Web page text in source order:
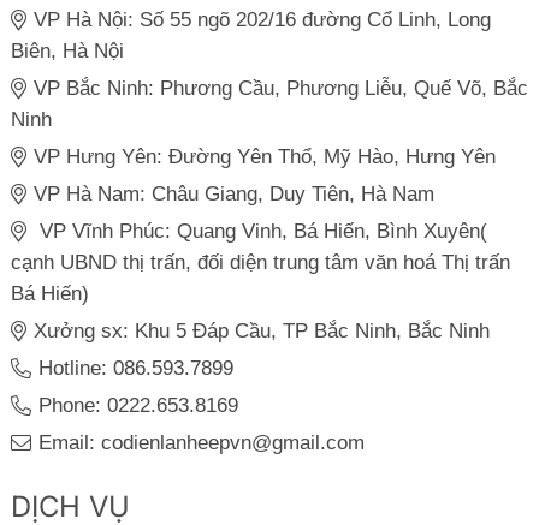
VP Hà Nội: Số 55 ngõ 202/16 đường Cổ Linh, Long
Biên, Hà Nội
VP Bắc Ninh: Phương Cầu, Phương Liễu, Quế Võ, Bắc
Ninh
VP Hưng Yên: Đường Yên Thổ, Mỹ Hào, Hưng Yên
VP Hà Nam: Châu Giang, Duy Tiên, Hà Nam
VP Vĩnh Phúc: Quang Vinh, Bá Hiến, Bình Xuyên(
cạnh UBND thị trấn, đối diện trung tâm văn hoá Thị trấn
Bá Hiến)
Xưởng sx: Khu 5 Đáp Cầu, TP Bắc Ninh, Bắc Ninh
Hotline: 086.593.7899
Phone: 0222.653.8169
Email: codienlanheepvn@gmail.com
DỊCH VỤ